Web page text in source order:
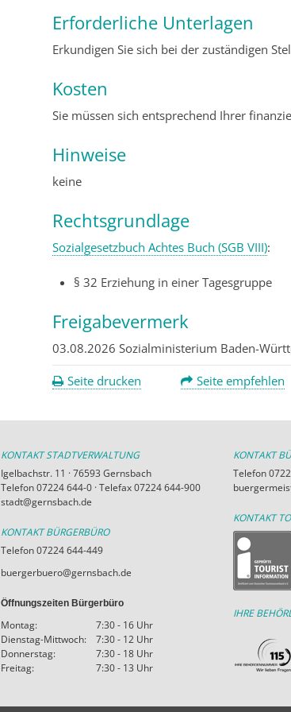
Erforderliche Unterlagen
Erkundigen Sie sich bei der zuständigen
Kosten
Sie müssen sich entsprechend Ihrer
Hinweise
keine
Rechtsgrundlage
Sozialgesetzbuch Achtes Buch (SGB VIII):
§ 32 Erziehung in einer Tagesgruppe
Freigabevermerk
03.08.2026 Sozialministerium Baden-
Seite drucken Seite empfehlen
KONTAKT STADTVERWALTUNG
Igelbachstr. 11 · 76593 Gernsbach
Telefon 07224 644-0 · Telefax 07224 644-900
stadt@gernsbach.de
KONTAKT BÜRGERBÜRO
Telefon 07224 644-449
buergerbuero@gernsbach.de
Öffnungszeiten Bürgerbüro
Montag:
7:30 - 16 Uhr
Dienstag-Mittwoch:
7:30 - 12 Uhr
Donnerstag:
7:30 - 18 Uhr
Freitag:
7:30 - 13 Uhr
KONTAKT
Telefon
KONTAKT
IHRE